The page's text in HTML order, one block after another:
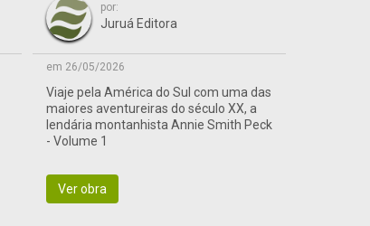
por:
Juruá Editora
em 26/05/2026
Viaje pela América do Sul com uma das
maiores aventureiras do século XX, a
lendária montanhista Annie Smith Peck
- Volume 1
Ver obra